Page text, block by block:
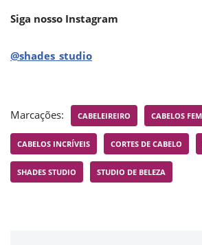
Siga nosso Instagram
@shades_studio
Marcações: CABELEIREIRO CABELOS
CABELOS INCRÍVEIS CORTES DE CABELO
SHADES STUDIO STUDIO DE BELEZA